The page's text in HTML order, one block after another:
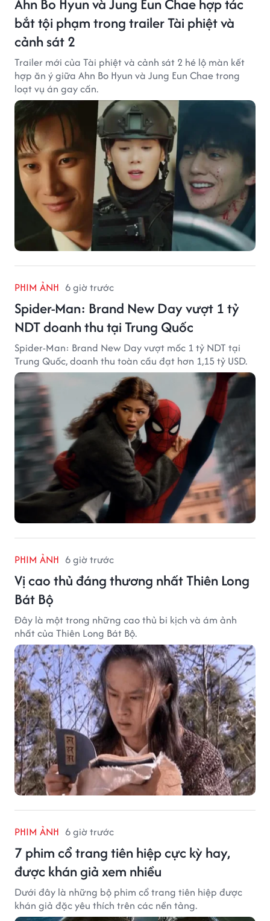
bắt tội phạm trong trailer Tài phiệt và
cảnh sát 2
Trailer mới của Tài phiệt và cảnh sát 2 hé lộ màn kết
hợp ăn ý giữa Ahn Bo Hyun và Jung Eun Chae trong
loạt vụ án gay cấn.
PHIM ẢNH 6 giờ trước
Spider-Man: Brand New Day vượt 1 tỷ
NDT doanh thu tại Trung Quốc
Spider-Man: Brand New Day vượt mốc 1 tỷ NDT tại
Trung Quốc, doanh thu toàn cầu đạt hơn 1,15 tỷ USD.
PHIM ẢNH 6 giờ trước
Vị cao thủ đáng thương nhất Thiên Long
Bát Bộ
Đây là một trong những cao thủ bi kịch và ám ảnh
nhất của Thiên Long Bát Bộ.
PHIM ẢNH 6 giờ trước
7 phim cổ trang tiên hiệp cực kỳ hay,
được khán giả xem nhiều
Dưới đây là những bộ phim cổ trang tiên hiệp được
khán giả đặc yêu thích trên các nền tảng.